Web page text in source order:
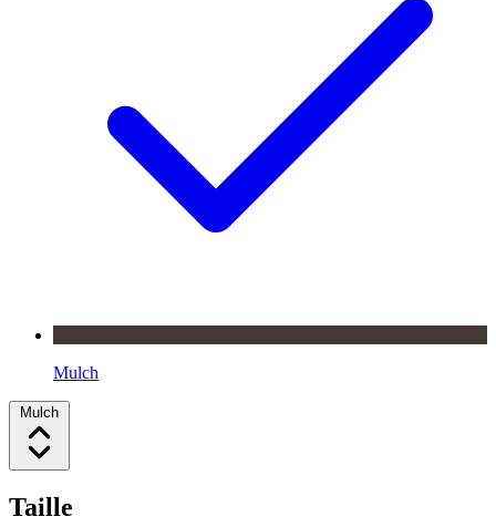
Mulch
Mulch
Taille